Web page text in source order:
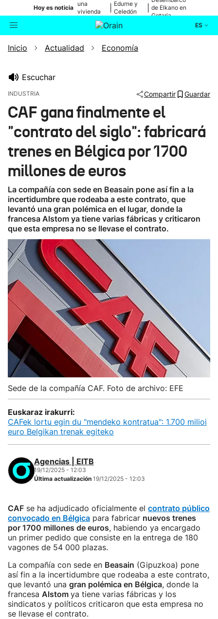
Hoy es noticia
una
vivienda
de Bilbao
Edurne y
Celedón
de Elkano en
Getaria
ES
Buscador Actualidad
Ikusmiran
Eguraldia
Inicio Actualidad Economía
Escuchar
INDUSTRIA Compartir Guardar
CAF gana finalmente el
"contrato del siglo": fabricará
trenes en Bélgica por 1700
millones de euros
La compañía con sede en Beasain pone así fin a la
incertidumbre que rodeaba a este contrato, que
levantó una gran polémica en el lugar, donde la
francesa Alstom ya tiene varias fábricas y criticaron
que esta empresa no se llevase el contrato.
Sede de la compañía CAF. Foto de archivo: EFE
Euskaraz irakurri:
CAFek lortu egin du "mendeko kontratua": 1.700 milioi
euro Belgikan trenak egiteko
Agencias | EITB
19/12/2025 - 12:03
Última actualización 19/12/2025 - 12:03
CAF se ha adjudicado oficialmente el contrato público
convocado en Bélgica para fabricar nuevos trenes
por 1700 millones de euros, habiendo ya encargado
un primer pedido que consiste en la entrega de 180
vagones de 54 000 plazas.
La compañía con sede en Beasain (Gipuzkoa) pone
así fin a la incertidumbre que rodeaba a este contrato,
que levantó una gran polémica en Bélgica, donde la
francesa Alstom ya tiene varias fábricas y los
sindicatos y políticos criticaron que esta empresa no
se llevase el contrato.